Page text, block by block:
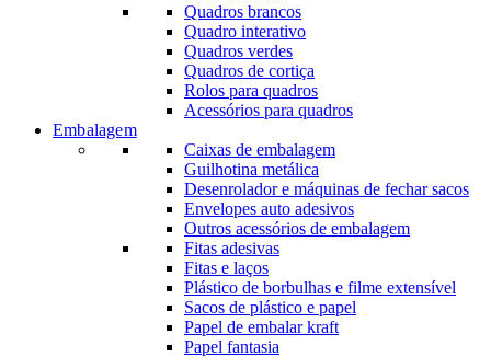
Quadros brancos
Quadro interativo
Quadros verdes
Quadros de cortiça
Rolos para quadros
Acessórios para quadros
Embalagem
Caixas de embalagem
Guilhotina metálica
Desenrolador e máquinas de fechar sacos
Envelopes auto adesivos
Outros acessórios de embalagem
Fitas adesivas
Fitas e laços
Plástico de borbulhas e filme extensível
Sacos de plástico e papel
Papel de embalar kraft
Papel fantasia